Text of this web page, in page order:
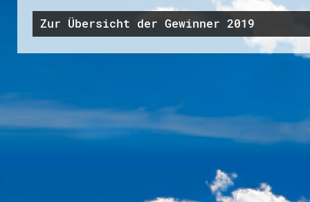
Zur Übersicht der Gewinner 2019